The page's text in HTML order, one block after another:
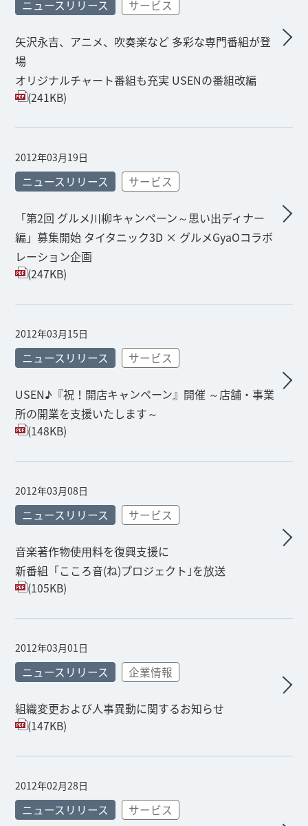
ニュースリリース サービス
矢沢永吉、アニメ、吹奏楽など 多彩な専門番組が登
場
オリジナルチャート番組も充実 USENの番組改編
(241KB)
2012年03月19日
ニュースリリース サービス
「第2回 グルメ川柳キャンペーン～思い出ディナー
編」募集開始 タイタニック3D × グルメGyaOコラボ
レーション企画
(247KB)
2012年03月15日
ニュースリリース サービス
USEN♪『祝！開店キャンペーン』開催 ～店舗・事業
所の開業を支援いたします～
(148KB)
2012年03月08日
ニュースリリース サービス
音楽著作物使用料を復興支援に
新番組「こころ音(ね)プロジェクト｣を放送
(105KB)
2012年03月01日
ニュースリリース 企業情報
組織変更および人事異動に関するお知らせ
(147KB)
2012年02月28日
ニュースリリース サービス